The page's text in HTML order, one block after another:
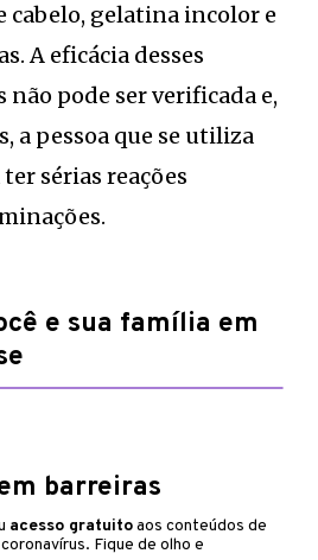
cabelo, gelatina incolor e
A eficácia desses
não pode ser verificada e,
a pessoa que se utiliza
sérias reações
e sua família em
barreiras
acesso gratuitoaos conteúdos de
Fique de olho e